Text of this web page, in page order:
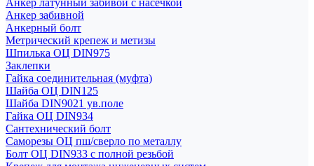
Анкер латунный забивой с насечкой
Анкер забивной
Анкерный болт
Метрический крепеж и метизы
Шпилька ОЦ DIN975
Заклепки
Гайка соединительная (муфта)
Шайба ОЦ DIN125
Шайба DIN9021 ув.поле
Гайка ОЦ DIN934
Сантехнический болт
Саморезы ОЦ пш/сверло по металлу
Болт ОЦ DIN933 с полной резьбой